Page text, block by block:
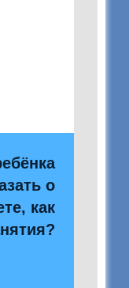
о
как